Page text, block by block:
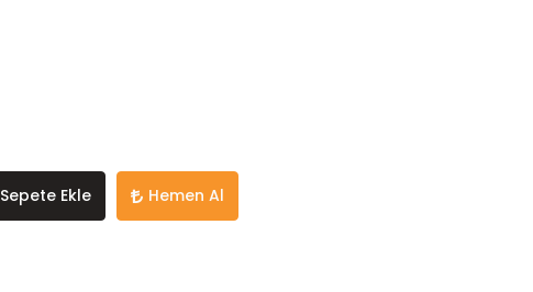
Sepete Ekle Hemen Al